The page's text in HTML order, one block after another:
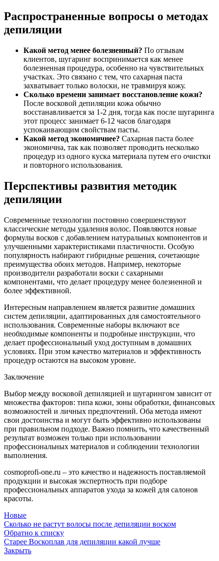
Распространенные вопросы о методах
депиляции
Какой метод менее болезненный? По отзывам
клиентов, шугаринг воспринимается как менее
болезненная процедура, особенно на чувствительных
участках. Это связано с тем, что сахарная паста
захватывает только волоски, не травмируя кожу.
Сколько времени занимает восстановление кожи?
После восковой депиляции кожа обычно
восстанавливается за 1-2 дня, тогда как после шугаринга
этот процесс занимает 6-12 часов благодаря
успокаивающим свойствам пасты.
Какой метод экономичнее? Сахарная паста более
экономична, так как позволяет проводить несколько
процедур из одного куска материала путем его очистки
и повторного использования.
Перспективы развития методик
депиляции
Современные технологии постоянно совершенствуют
классические методы удаления волос. Появляются новые
формулы восков с добавлением натуральных компонентов и
улучшенными характеристиками пластичности. Особую
популярность набирают гибридные решения, сочетающие
преимущества обоих методов. Например, некоторые
производители разработали воски с сахарными
компонентами, что делает процедуру менее болезненной и
более эффективной.
Интересным направлением является развитие домашних
систем депиляции, адаптированных для самостоятельного
использования. Современные наборы включают все
необходимые компоненты и подробные инструкции, что
делает профессиональный уход доступным в домашних
условиях. При этом качество материалов и эффективность
процедур остаются на высоком уровне.
Заключение
Выбор между восковой депиляцией и шугарингом зависит от
множества факторов: типа кожи, зоны обработки, финансовых
возможностей и личных предпочтений. Оба метода имеют
свои достоинства и могут быть эффективно использованы
при правильном подходе. Важно помнить, что качественный
результат возможен только при использовании
профессиональных материалов и соблюдении технологии
выполнения.
cosmoprofi-one.ru – это качество и надежность поставляемой
продукции и высокая экспертность при подборе
профессиональных аппаратов ухода за кожей для салонов
красоты.
Новые
Сколько не растут волосы после депиляции воском
Обратно к списку
Старее Воскоплав для депиляции какой лучше
Закрыть